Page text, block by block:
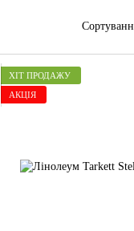
ХІТ ПРОДАЖУ
АКЦІЯ